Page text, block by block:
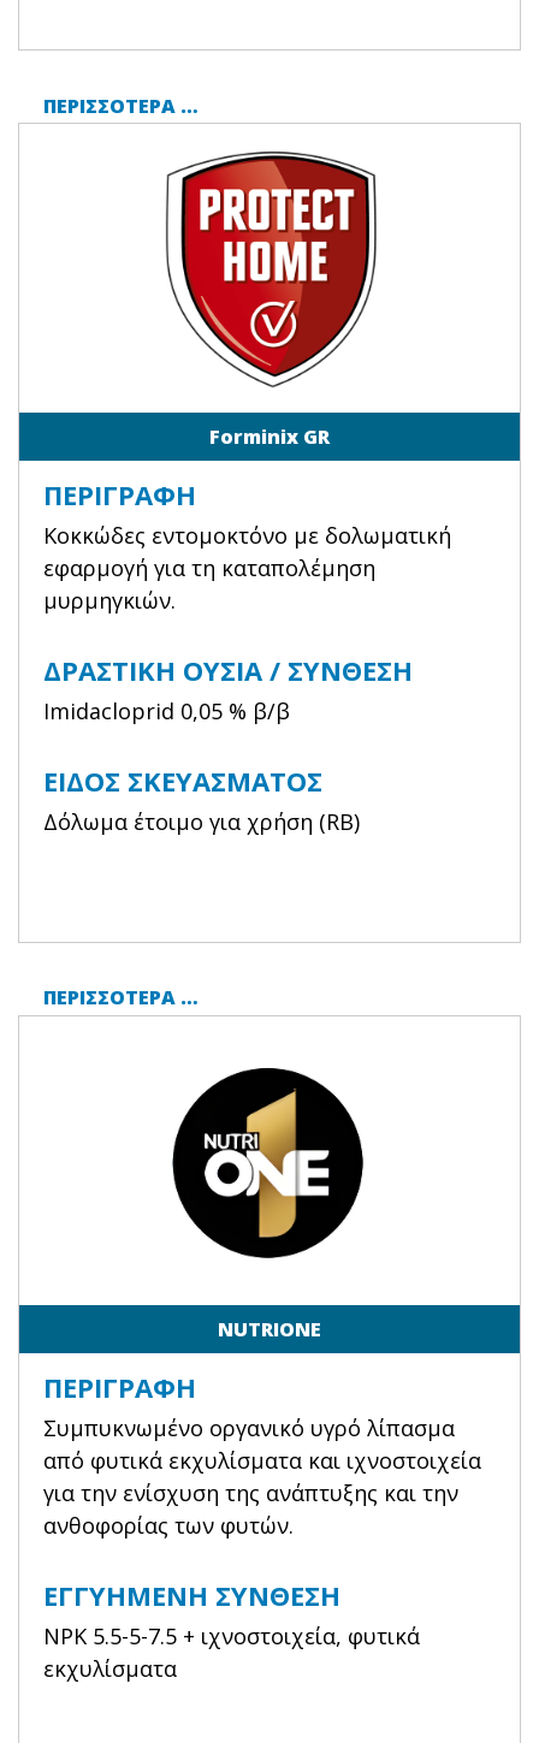
ΠΕΡΙΣΣΌΤΕΡΑ …
Forminix GR
ΠΕΡΙΓΡΑΦΉ
Kοκκώδες εντομοκτόνο με δολωματική
εφαρμογή για τη καταπολέμηση
μυρμηγκιών.
ΔΡΑΣΤΙΚΉ ΟΥΣΊΑ / ΣΎΝΘΕΣΗ
Imidacloprid 0,05 % β/β
ΕΊΔΟΣ ΣΚΕΥΆΣΜΑΤΟΣ
Δόλωμα έτοιμο για χρήση (RB)
ΠΕΡΙΣΣΌΤΕΡΑ …
NUTRIONE
ΠΕΡΙΓΡΑΦΉ
Συμπυκνωμένο οργανικό υγρό λίπασμα
από φυτικά εκχυλίσματα και ιχνοστοιχεία
για την ενίσχυση της ανάπτυξης και την
ανθοφορίας των φυτών.
ΕΓΓΥΗΜΈΝΗ ΣΎΝΘΕΣΗ
NPK 5.5-5-7.5 + ιχνοστοιχεία, φυτικά
εκχυλίσματα